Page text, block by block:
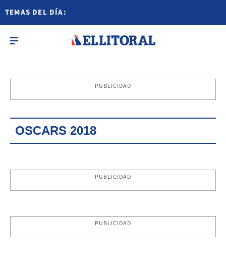
TEMAS DEL DÍA:
PUBLICIDAD
OSCARS 2018
PUBLICIDAD
PUBLICIDAD